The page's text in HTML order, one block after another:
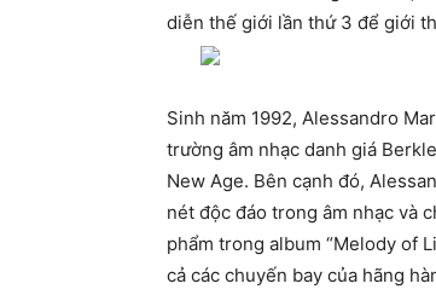
diễn thế giới lần thứ 3 để giới
Sinh năm 1992, Alessandro
trường âm nhạc danh giá
New Age. Bên cạnh đó,
nét độc đáo trong âm nhạc và
phẩm trong album “Melody of
cả các chuyến bay của hãng